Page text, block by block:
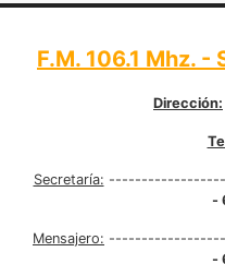
F.M. 106.1 Mhz. -
Dirección:
Secretaría:
-
Mensajero:
-